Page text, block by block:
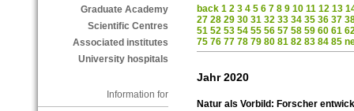
Graduate Academy
Scientific Centres
Associated institutes
University hospitals
Information for
back 1 2 3 4 5 6 7 8 9 10 11 12 13
27 28 29 30 31 32 33 34 35 36 37
51 52 53 54 55 56 57 58 59 60 61
75 76 77 78 79 80 81 82 83 84 85
Jahr 2020
Natur als Vorbild: Forscher